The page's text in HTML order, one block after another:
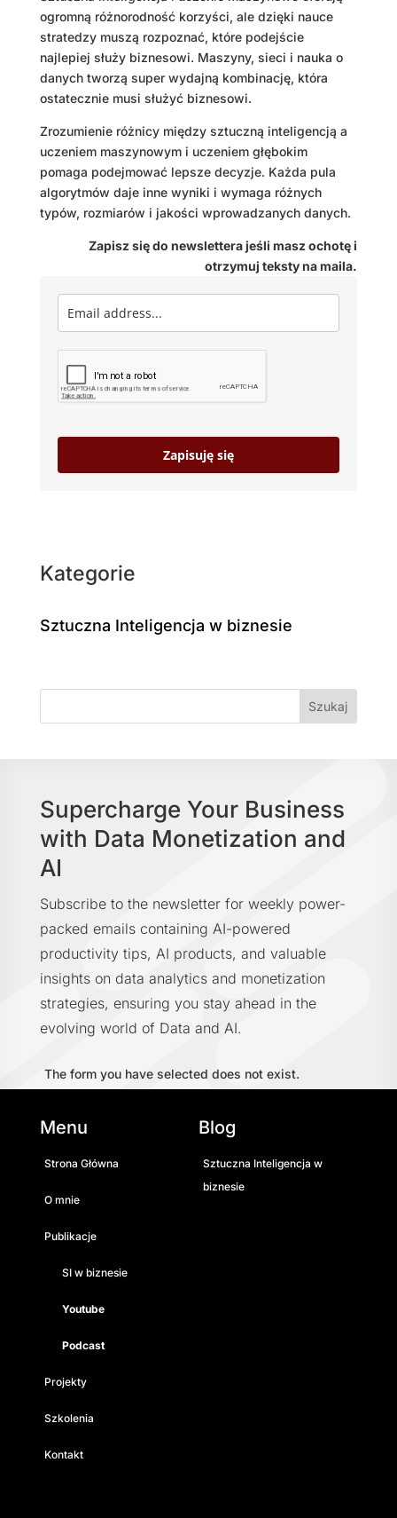
ogromną różnorodność korzyści, ale dzięki nauce
stratedzy muszą rozpoznać, które podejście
najlepiej służy biznesowi. Maszyny, sieci i nauka o
danych tworzą super wydajną kombinację, która
ostatecznie musi służyć biznesowi.
Zrozumienie różnicy między sztuczną inteligencją a
uczeniem maszynowym i uczeniem głębokim
pomaga podejmować lepsze decyzje. Każda pula
algorytmów daje inne wyniki i wymaga różnych
typów, rozmiarów i jakości wprowadzanych danych.
Zapisz się do newslettera jeśli masz ochotę i
otrzymuj teksty na maila.
Zapisuję się
Kategorie
Sztuczna Inteligencja w biznesie
Supercharge Your Business
with Data Monetization and
AI
Subscribe to the newsletter for weekly power-
packed emails containing AI-powered
productivity tips, AI products, and valuable
insights on data analytics and monetization
strategies, ensuring you stay ahead in the
evolving world of Data and AI.
The form you have selected does not exist.
Menu
Strona Główna
O mnie
Publikacje
SI w biznesie
Youtube
Podcast
Projekty
Szkolenia
Kontakt
Blog
Sztuczna Inteligencja w
biznesie